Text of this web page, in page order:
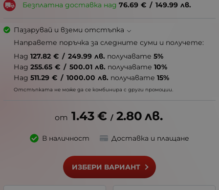
Безплатна доставка над 76.69 € / 149.99 лв.
Пазарувай и вземи отстъпка
Направете поръчка за следните суми и получете:
Над 127.82 € / 249.99 лв. получавате 5%
Над 255.65 € / 500.01 лв. получавате 10%
Над 511.29 € / 1000.00 лв. получавате 15%
Отстъпката не може да се комбинира с други промоции.
1.43 € / 2.80 лв.
В наличност Доставка и плащане
ИЗБЕРИ ВАРИАНТ